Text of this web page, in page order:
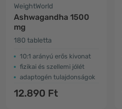
WeightWorld
Ashwagandha 1500
mg
180 tabletta
10:1 arányú erős kivonat
fizikai és szellemi jólét
adaptogén tulajdonságok
12.890 Ft